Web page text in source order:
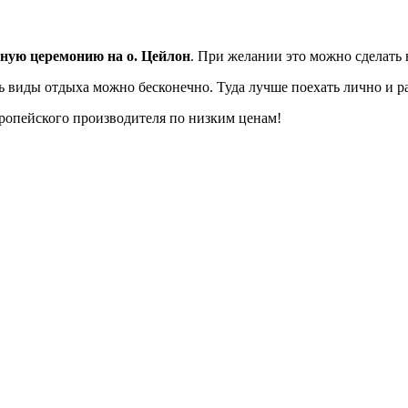
церемонию на о. Цейлон. При желании это можно сделать
отдыха можно бесконечно. Туда лучше поехать лично и
производителя по низким ценам!